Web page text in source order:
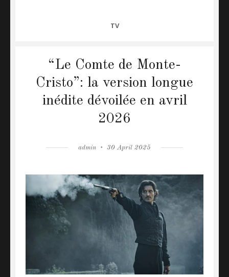
CATEGORIES
TV
“Le Comte de Monte-
Cristo”: la version longue
inédite dévoilée en avril
2026
Author
admin
Posted
30 April 2025